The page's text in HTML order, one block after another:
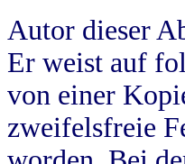
Autor dieser
Er weist auf
von einer
zweifelsfreie